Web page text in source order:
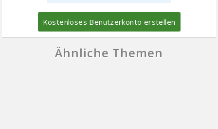
Kostenloses Benutzerkonto erstellen
Ähnliche Themen